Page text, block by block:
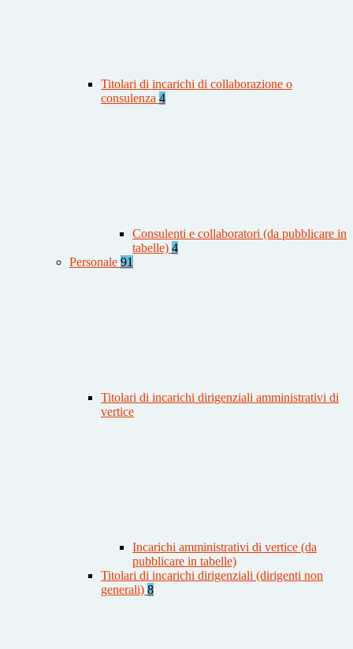
Titolari di incarichi di collaborazione o
consulenza 4
Consulenti e collaboratori (da pubblicare in
tabelle) 4
Personale 91
Titolari di incarichi dirigenziali amministrativi di
vertice
Incarichi amministrativi di vertice (da
pubblicare in tabelle)
Titolari di incarichi dirigenziali (dirigenti non
generali) 8